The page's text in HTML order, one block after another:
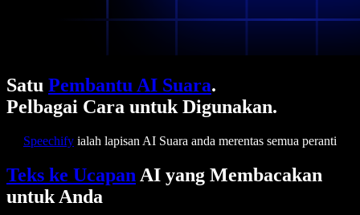
Satu Pembantu AI Suara.
Pelbagai Cara untuk Digunakan.
Speechify ialah lapisan AI Suara anda merentas semua peranti
Teks ke Ucapan AI yang Membacakan
untuk Anda